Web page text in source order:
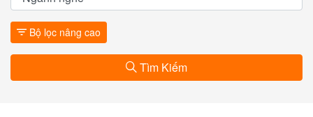
Bộ lọc nâng cao
Tìm Kiếm